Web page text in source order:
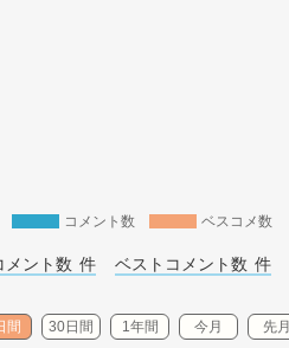
コメント数 ベスコメ数
メント数 件 ベストコメント数 件
間 30日間 1年間 今月 先月